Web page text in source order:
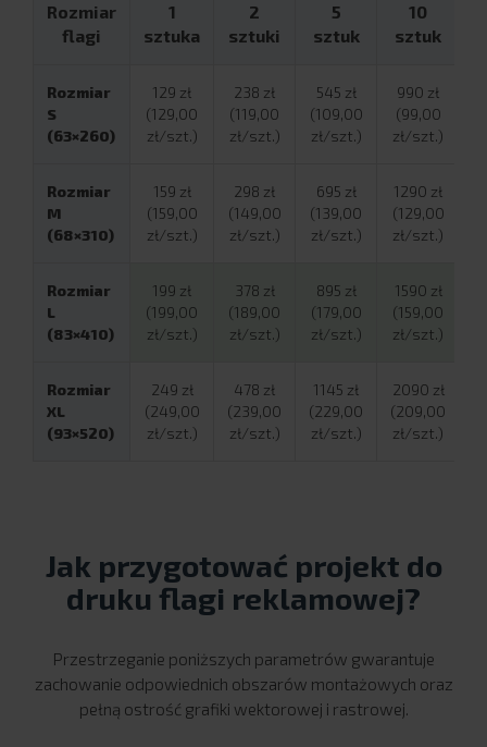
Rozmiar
flagi
1
sztuka
2
sztuki
5
sztuk
10
sztuk
Rozmiar
S
(63×260)
129 zł
(129,00
zł/szt.)
238 zł
(119,00
zł/szt.)
545 zł
(109,00
zł/szt.)
990 zł
(99,00
zł/szt.)
Rozmiar
M
(68×310)
159 zł
(159,00
zł/szt.)
298 zł
(149,00
zł/szt.)
695 zł
(139,00
zł/szt.)
1290 zł
(129,00
zł/szt.)
Rozmiar
L
(83×410)
199 zł
(199,00
zł/szt.)
378 zł
(189,00
zł/szt.)
895 zł
(179,00
zł/szt.)
1590 zł
(159,00
zł/szt.)
Rozmiar
XL
(93×520)
249 zł
(249,00
zł/szt.)
478 zł
(239,00
zł/szt.)
1145 zł
(229,00
zł/szt.)
2090 zł
(209,00
zł/szt.)
Jak przygotować projekt do
druku flagi reklamowej?
Przestrzeganie poniższych parametrów gwarantuje
zachowanie odpowiednich obszarów montażowych oraz
pełną ostrość grafiki wektorowej i rastrowej.